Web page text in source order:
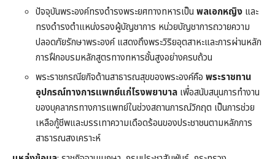
ปัจจุบันพระองค์ทรงดำรงพระยศทางทหารเป็น พลเอกหญิงและ
ทรงดำรงตำแหน่งรองผู้บัญชาการ หน่วยบัญชาการถวายความ
ปลอดภัยรักษาพระองค์ แสดงถึงพระวิริยอุตสาหะและการผ่านหลัก
การฝึกอบรมหลักสูตรทางทหารชั้นสูงอย่างครบถ้วน
พระราชกรณียกิจด้านสาธารณสุขของพระองค์คือ พระราชทาน
อุปกรณ์ทางการแพทย์แก่โรงพยาบาลเพื่อสนับสนุนการทำงาน
ของบุคลากรทางการแพทย์ในช่วงสถานการณ์วิกฤต เป็นการช่วย
เหลือกู้ชีพและบรรเทาความเดือดร้อนของประชาชนตามหลักการ
สาธารณสงเคราะห์